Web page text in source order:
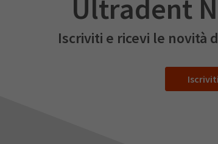
Ultradent
Iscriviti e ricevi le novità
Iscriviti